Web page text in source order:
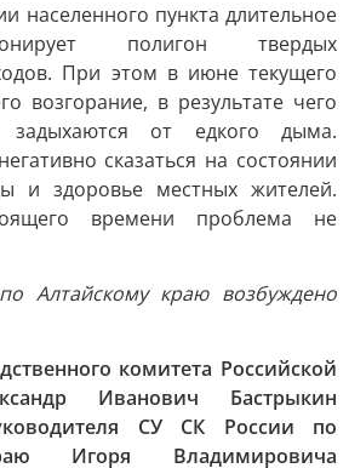
населенного пункта длительное
полигон твердых
При этом в июне текущего
возгорание, в результате чего
задыхаются от едкого дыма.
сказаться на состоянии
и здоровье местных жителей.
времени проблема не
Алтайскому краю возбуждено
комитета Российской
Иванович Бастрыкин
СУ СК России по
Игоря Владимировича